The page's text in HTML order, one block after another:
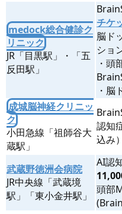
medock総合健診ク
リニック
JR「目黒駅」・「五
反田駅」
チケ
脳ド
ショ
・頭
・脳
成城脳神経クリニッ
ク
小田急線「祖師谷大
蔵駅」
認知
込み
武蔵野徳洲会病院
JR中央線「武蔵境
駅」「東小金井駅」
AI認
頭部